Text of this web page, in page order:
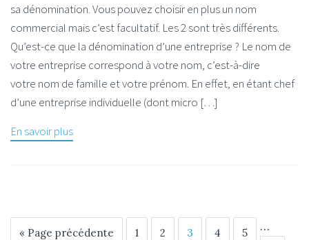
sa dénomination. Vous pouvez choisir en plus un nom
commercial mais c’est facultatif. Les 2 sont très différents.
Qu’est-ce que la dénomination d’une entreprise ? Le nom de
votre entreprise correspond à votre nom, c’est-à-dire
votre nom de famille et votre prénom. En effet, en étant chef
d’une entreprise individuelle (dont micro […]
En savoir plus
« Page précédente 1 2 3 4 5 …